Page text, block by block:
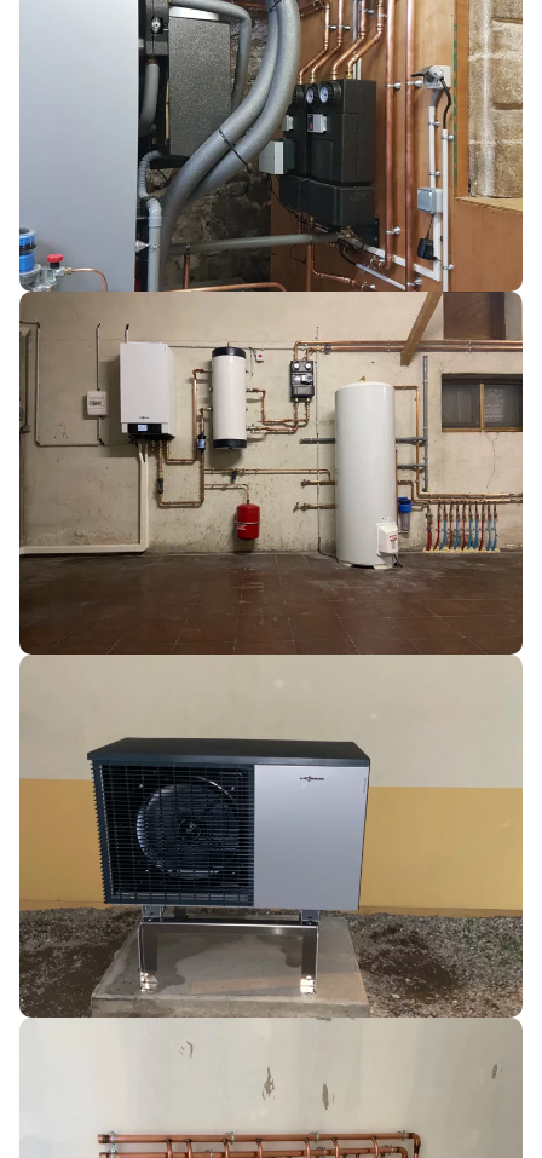
INSTALLATION CHAUDIÈRE FIOUL À CONDENSATION
SAINT-GEORGES-LES-BAINS
CHAUFFAGE
REMPLACEMENT CHAUDIÈRE FIOUL PAR POMPE À
CHALEUR
SAINT-LAURENT-DU-PAPE
INSTALLATION POMPE À CHALEUR ET BALLON D’EAU
CHAUDE
CHARMES-SUR-RHÔNE
FAÇONNAGE COLLECTEUR CUIVRE